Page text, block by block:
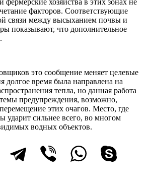
факторов. Соответствующие
связи между высыханием почвы и
показывают, что дополнительное
это сообщение меняет целевые
долгое время была направлена на
тепла, но данная работа
предупреждения, возможно,
этих очагов. Место, где
ударит сильнее всего, во многом
водных объектов.